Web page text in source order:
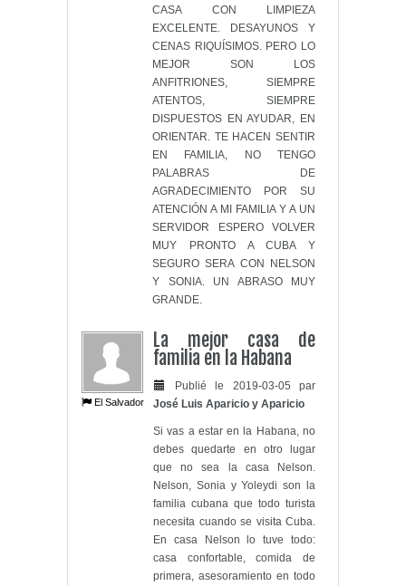
CASA CON LIMPIEZA
EXCELENTE. DESAYUNOS Y
CENAS RIQUÍSIMOS. PERO LO
MEJOR SON LOS
ANFITRIONES, SIEMPRE
ATENTOS, SIEMPRE
DISPUESTOS EN AYUDAR, EN
ORIENTAR. TE HACEN SENTIR
EN FAMILIA, NO TENGO
PALABRAS DE
AGRADECIMIENTO POR SU
ATENCIÓN A MI FAMILIA Y A UN
SERVIDOR ESPERO VOLVER
MUY PRONTO A CUBA Y
SEGURO SERA CON NELSON
Y SONIA. UN ABRASO MUY
GRANDE.
El Salvador
La mejor casa de
familia en la Habana
Publié le 2019-03-05 par
José Luis Aparicio y Aparicio
Si vas a estar en la Habana, no
debes quedarte en otro lugar
que no sea la casa Nelson.
Nelson, Sonia y Yoleydi son la
familia cubana que todo turista
necesita cuando se visita Cuba.
En casa Nelson lo tuve todo:
casa confortable, comida de
primera, asesoramiento en todo